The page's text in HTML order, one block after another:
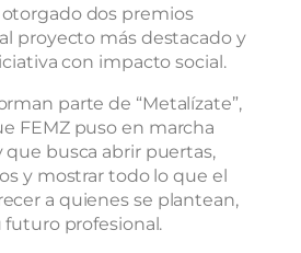
dos premios
proyecto más destacado y
con impacto social.
parte de “Metalízate”,
FEMZ puso en marcha
que busca abrir puertas,
y mostrar todo lo que el
a quienes se plantean,
futuro profesional.